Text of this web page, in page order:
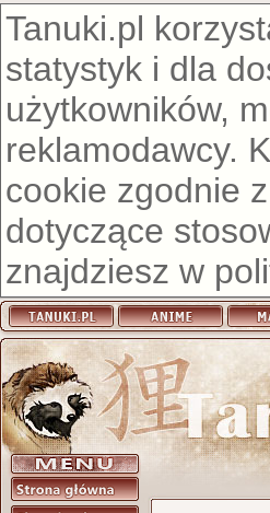
Tanuki.pl
statystyk i dla
użytkowników,
reklamodawcy.
cookie zgodnie
dotyczące
znajdziesz w